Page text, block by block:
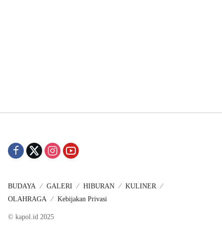
BUDAYA GALERI HIBURAN
KULINER
OLAHRAGA
Kebijakan Privasi
© kapol.id 2025